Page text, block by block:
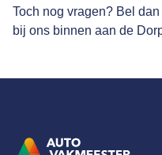
Toch nog vragen? Bel
bij ons binnen aan de